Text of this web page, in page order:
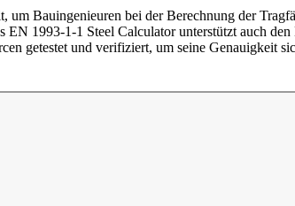
Bauingenieuren bei der Berechnung der
EN 1993-1-1 Steel Calculator unterstützt auch
getestet und verifiziert, um seine Genauigkeit